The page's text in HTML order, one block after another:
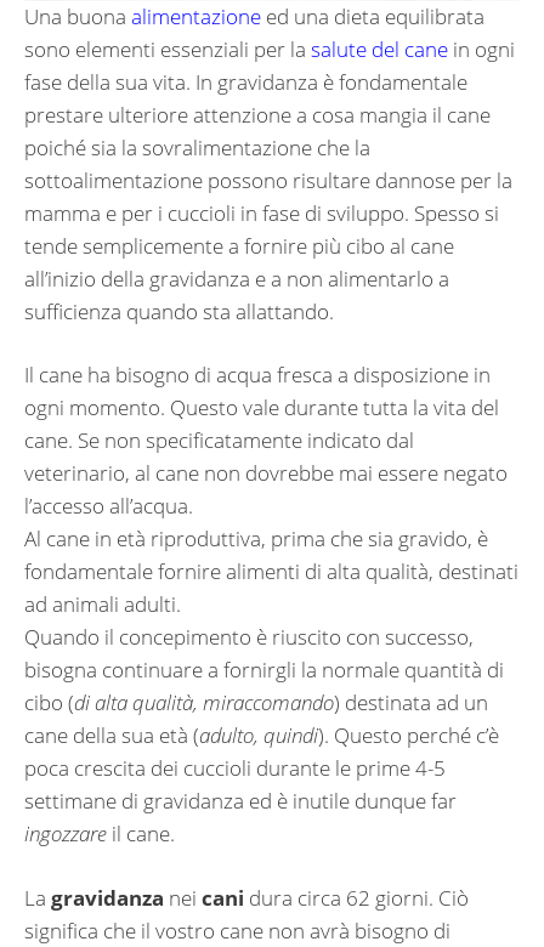
Una buona alimentazione ed una dieta equilibrata
sono elementi essenziali per la salute del cane in ogni
fase della sua vita. In gravidanza è fondamentale
prestare ulteriore attenzione a cosa mangia il cane
poiché sia la sovralimentazione che la
sottoalimentazione possono risultare dannose per la
mamma e per i cuccioli in fase di sviluppo. Spesso si
tende semplicemente a fornire più cibo al cane
all’inizio della gravidanza e a non alimentarlo a
sufficienza quando sta allattando.
Il cane ha bisogno di acqua fresca a disposizione in
ogni momento. Questo vale durante tutta la vita del
cane. Se non specificatamente indicato dal
veterinario, al cane non dovrebbe mai essere negato
l’accesso all’acqua.
Al cane in età riproduttiva, prima che sia gravido, è
fondamentale fornire alimenti di alta qualità, destinati
ad animali adulti.
Quando il concepimento è riuscito con successo,
bisogna continuare a fornirgli la normale quantità di
cibo (di alta qualità, miraccomando) destinata ad un
cane della sua età (adulto, quindi). Questo perché c’è
poca crescita dei cuccioli durante le prime 4-5
settimane di gravidanza ed è inutile dunque far
ingozzare il cane.
La gravidanza nei cani dura circa 62 giorni. Ciò
significa che il vostro cane non avrà bisogno di